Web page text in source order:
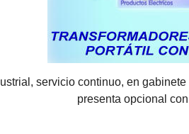
servicio continuo, en
presenta opcional